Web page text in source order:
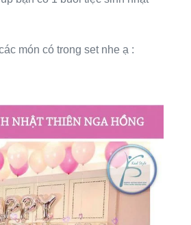
món có trong set nhe ạ :